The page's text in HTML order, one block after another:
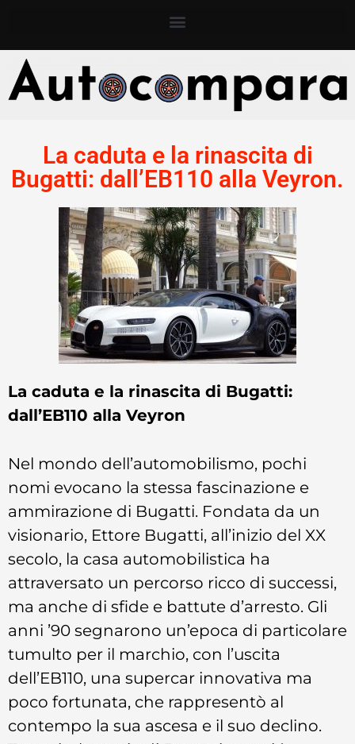
La caduta e la rinascita di
Bugatti: dall’EB110 alla Veyron.
La caduta e la rinascita di Bugatti:
dall’EB110 alla Veyron
Nel mondo dell’automobilismo, pochi
nomi evocano la stessa fascinazione e
ammirazione di Bugatti. Fondata da un
visionario, Ettore Bugatti, all’inizio del XX
secolo, la casa automobilistica ha
attraversato un percorso ricco di successi,
ma anche di sfide e battute d’arresto. Gli
anni ’90 segnarono un’epoca di particolare
tumulto per il marchio, con l’uscita
dell’EB110, una supercar innovativa ma
poco fortunata, che rappresentò al
contempo la sua ascesa e il suo declino.